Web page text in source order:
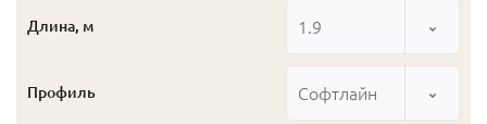
Длина, м 1.9
Профиль Софтлайн